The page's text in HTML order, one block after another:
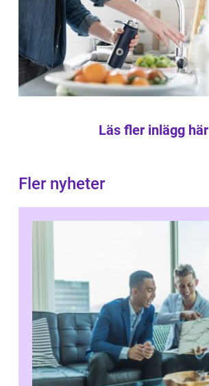
Läs fler inlägg här
Fler nyheter